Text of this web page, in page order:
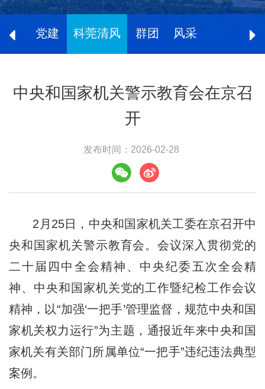
党建 科莞清风 群团 风采
中央和国家机关警示教育会在京召
开
发布时间：2026-02-28
2月25日，中央和国家机关工委在京召开中
央和国家机关警示教育会。会议深入贯彻党的
二十届四中全会精神、中央纪委五次全会精
神、中央和国家机关党的工作暨纪检工作会议
精神，以“加强‘一把手’管理监督，规范中央和国
家机关权力运行”为主题，通报近年来中央和国
家机关有关部门所属单位“一把手”违纪违法典型
案例。